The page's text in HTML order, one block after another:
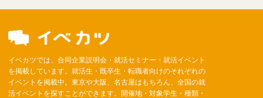
イベカツでは、合同企業説明会・就活セミナー・就活イベント
を掲載しています。就活生・既卒生・転職者向けのそれぞれの
イベントを掲載中。東京や大阪、名古屋はもちろん、全国の就
活イベントを探すことができます。開催地・対象学生・種類・